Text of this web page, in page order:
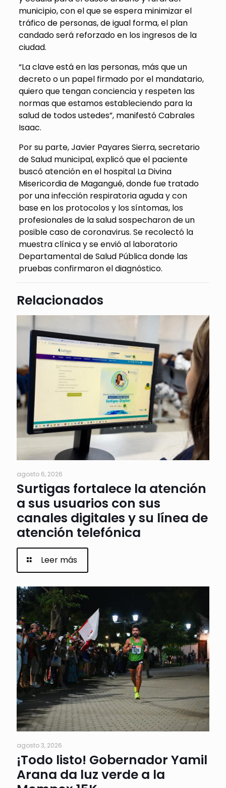
municipio, con el que se espera minimizar el
tráfico de personas, de igual forma, el plan
candado será reforzado en los ingresos de la
ciudad.
“La clave está en las personas, más que un
decreto o un papel firmado por el mandatario,
quiero que tengan conciencia y respeten las
normas que estamos estableciendo para la
salud de todos ustedes”, manifestó Cabrales
Isaac.
Por su parte, Javier Payares Sierra, secretario
de Salud municipal, explicó que el paciente
buscó atención en el hospital La Divina
Misericordia de Magangué, donde fue tratado
por una infección respiratoria aguda y con
base en los protocolos y los síntomas, los
profesionales de la salud sospecharon de un
posible caso de coronavirus. Se recolectó la
muestra clínica y se envió al laboratorio
Departamental de Salud Pública donde las
pruebas confirmaron el diagnóstico.
Relacionados
agosto 6, 2026
Surtigas fortalece la atención
a sus usuarios con sus
canales digitales y su línea de
atención telefónica
Leer más
agosto 3, 2026
¡Todo listo! Gobernador Yamil
Arana da luz verde a la